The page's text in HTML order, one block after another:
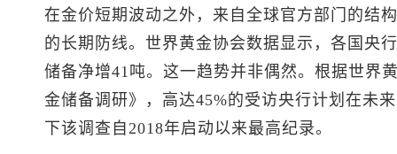
在金价短期波动之外，来自全球官方部门的结
的长期防线。世界黄金协会数据显示，各国央
储备净增41吨。这一趋势并非偶然。根据世界
金储备调研》，高达45%的受访央行计划在未
下该调查自2018年启动以来最高纪录。